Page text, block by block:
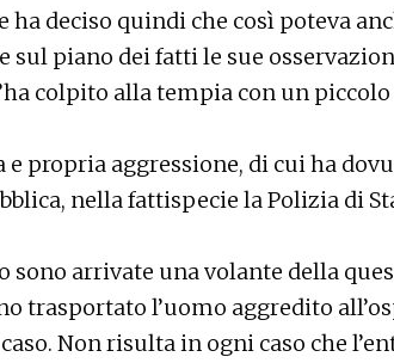
ha deciso quindi che così poteva
sul piano dei fatti le sue
colpito alla tempia con un
e propria aggressione, di cui ha
nella fattispecie la Polizia di
sono arrivate una volante della
trasportato l’uomo aggredito
Non risulta in ogni caso che